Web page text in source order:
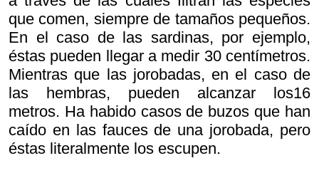
que comen, siempre de tamaños pequeños.
En el caso de las sardinas, por ejemplo,
éstas pueden llegar a medir 30 centímetros.
Mientras que las jorobadas, en el caso de
las hembras, pueden alcanzar los16
metros. Ha habido casos de buzos que han
caído en las fauces de una jorobada, pero
éstas literalmente los escupen.